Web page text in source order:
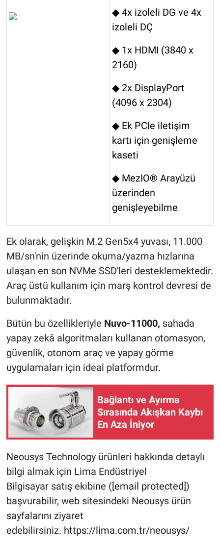
◆ 4x izoleli DG ve 4x
izoleli DÇ
◆ 1x HDMI (3840 x
2160)
◆ 2x DisplayPort
(4096 x 2304)
◆ Ek PCIe iletişim
kartı için genişleme
kaseti
◆ MezIO® Arayüzü
üzerinden
genişleyebilme
Ek olarak, gelişkin M.2 Gen5x4 yuvası, 11.000
MB/sn'nin üzerinde okuma/yazma hızlarına
ulaşan en son NVMe SSD'leri desteklemektedir.
Araç üstü kullanım için marş kontrol devresi de
bulunmaktadır.
Bütün bu özellikleriyle Nuvo-11000, sahada
yapay zekâ algoritmaları kullanan otomasyon,
güvenlik, otonom araç ve yapay görme
uygulamaları için ideal platformdur.
Bağlantı ve Ayırma
Sırasında Akışkan Kaybı
En Aza İniyor
Neousys Technology ürünleri hakkında detaylı
bilgi almak için Lima Endüstriyel
Bilgisayar satış ekibine ([email protected])
başvurabilir, web sitesindeki Neousys ürün
sayfalarını ziyaret
edebilirsiniz. https://lima.com.tr/neousys/